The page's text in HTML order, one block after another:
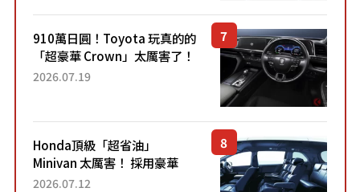
910萬日圓！Toyota 玩真的的
「超豪華 Crown」太厲害了！
採用由「匠人技藝」打造的
2026.07.19
Honda頂級「超省油」
Minivan 太厲害！ 採用豪華
「真皮座椅」與專屬「黑色內
2026.07.12